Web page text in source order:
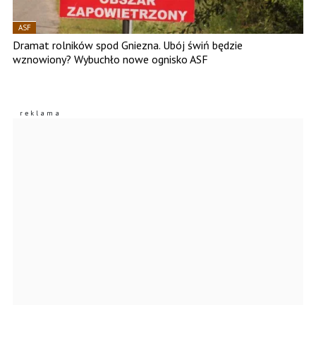
ASF
Dramat rolników spod Gniezna. Ubój świń będzie
wznowiony? Wybuchło nowe ognisko ASF